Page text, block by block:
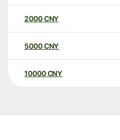
2000CNY
5000CNY
10000 CNY